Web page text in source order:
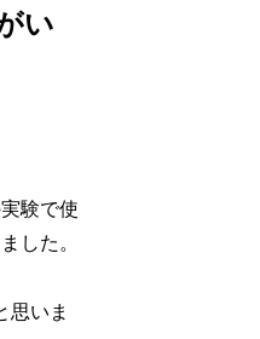
い
験で使
した。
思いま